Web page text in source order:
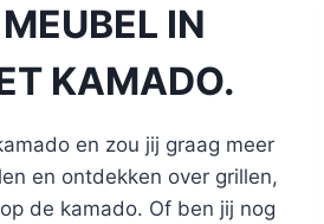
IN
KAMADO.
en zou jij graag meer
en ontdekken over grillen,
de kamado. Of ben jij nog